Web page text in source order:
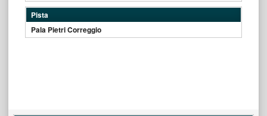
Pista
Pala Pietri Correggio